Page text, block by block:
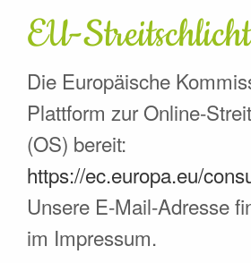
EU-
Die Europäische
Plattform zur Online-
(OS) bereit:
https://ec.europa.eu/
Unsere E-Mail-Adresse
im Impressum.